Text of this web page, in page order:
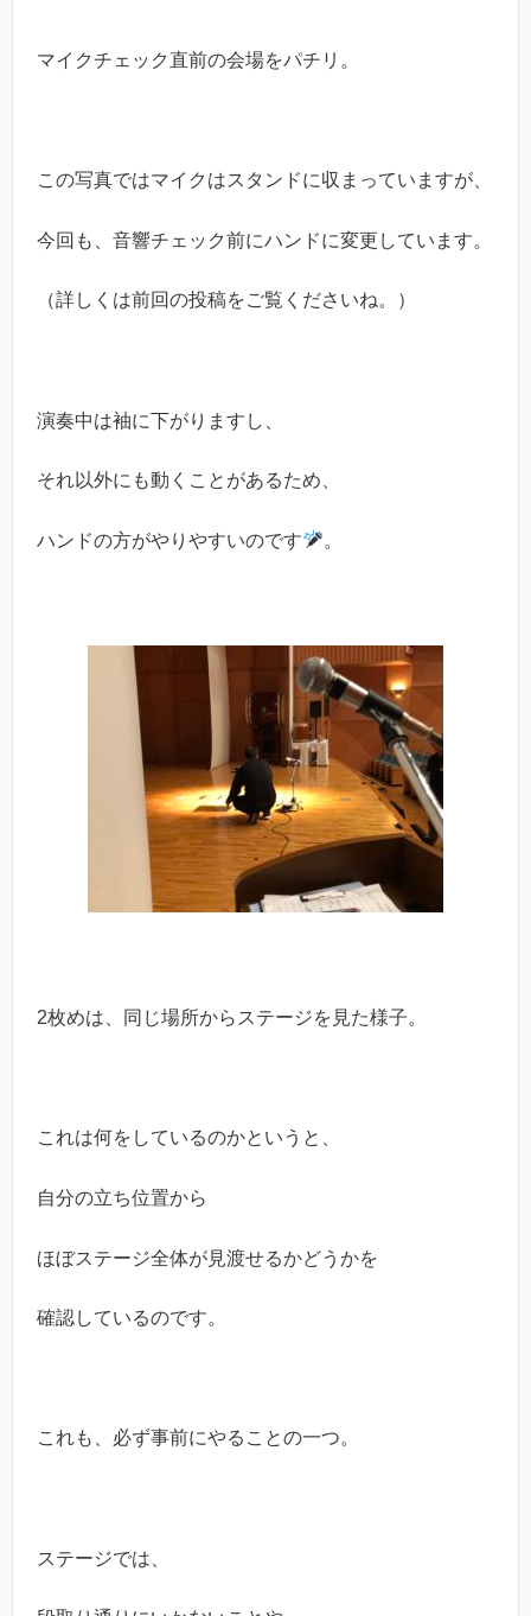
マイクチェック直前の会場をパチリ。
この写真ではマイクはスタンドに収まっていますが、
今回も、音響チェック前にハンドに変更しています。
（詳しくは前回の投稿をご覧くださいね。）
演奏中は袖に下がりますし、
それ以外にも動くことがあるため、
ハンドの方がやりやすいのです 。
2枚めは、同じ場所からステージを見た様子。
これは何をしているのかというと、
自分の立ち位置から
ほぼステージ全体が見渡せるかどうかを
確認しているのです。
これも、必ず事前にやることの一つ。
ステージでは、